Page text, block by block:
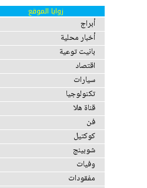
زوايا الموقع
أبراج
أخبار محلية
بانيت توعية
اقتصاد
سيارات
تكنولوجيا
قناة هلا
فن
كوكتيل
شوبينج
وفيات
مفقودات